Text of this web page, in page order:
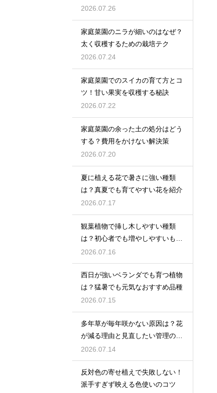
2026.07.26
家庭菜園のニラが細いのはなぜ？
太く収穫するための栽培テク
2026.07.24
家庭菜園でのスイカの育て方とコ
ツ！甘い果実を収穫する秘訣
2026.07.22
家庭菜園の余った土の処分はどう
する？費用をかけない解決策
2026.07.20
夏に植える花で暑さに強い種類
は？真夏でも育てやすい花を紹介
2026.07.17
観葉植物で挿し木しやすい種類
は？初心者でも増やしやすいもの
を紹介
2026.07.16
西日が強いベランダでも育つ植物
は？猛暑でも元気なおすすめ品種
2026.07.15
多年草が毎年咲かない原因は？花
が減る理由と見直したい管理のコ
ツ
2026.07.14
反対色の寄せ植えで失敗しない！
派手すぎず映える色使いのコツ